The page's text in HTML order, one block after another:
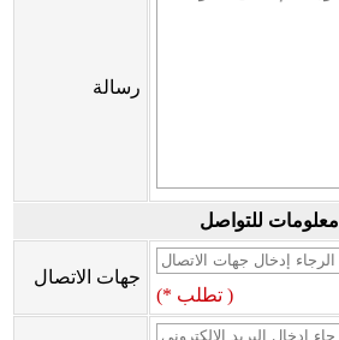
رسالة
معلومات للتواصل
جهات الاتصال
(* تطلب )